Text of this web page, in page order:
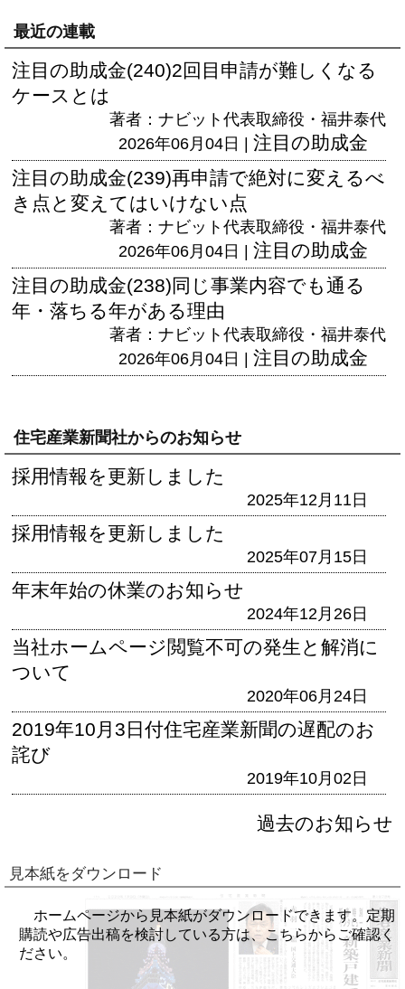
最近の連載
注目の助成金(240)2回目申請が難しくなる
ケースとは
著者：ナビット代表取締役・福井泰代
2026年06月04日 | 注目の助成金
注目の助成金(239)再申請で絶対に変えるべ
き点と変えてはいけない点
著者：ナビット代表取締役・福井泰代
2026年06月04日 | 注目の助成金
注目の助成金(238)同じ事業内容でも通る
年・落ちる年がある理由
著者：ナビット代表取締役・福井泰代
2026年06月04日 | 注目の助成金
住宅産業新聞社からのお知らせ
採用情報を更新しました
2025年12月11日
採用情報を更新しました
2025年07月15日
年末年始の休業のお知らせ
2024年12月26日
当社ホームページ閲覧不可の発生と解消に
ついて
2020年06月24日
2019年10月3日付住宅産業新聞の遅配のお
詫び
2019年10月02日
過去のお知らせ
見本紙をダウンロード
ホームページから見本紙がダウンロードできます。定期
購読や広告出稿を検討している方は、こちらからご確認く
ださい。